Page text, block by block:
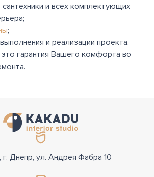
и всех комплектующих
;
и реализации проекта.
гарантия Вашего комфорта во
г. Днепр, ул. Андрея Фабра 10